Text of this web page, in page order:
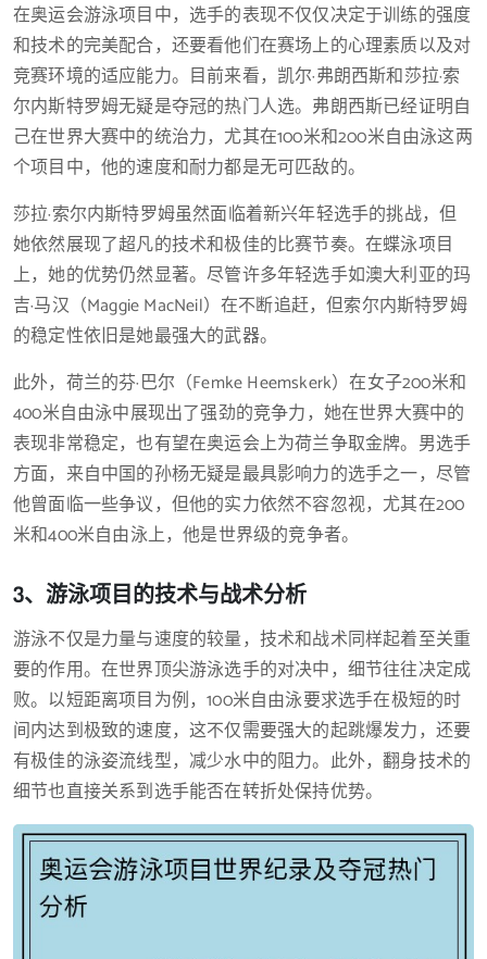
在奥运会游泳项目中，选手的表现不仅仅决定于训练的强度
和技术的完美配合，还要看他们在赛场上的心理素质以及对
竞赛环境的适应能力。目前来看，凯尔·弗朗西斯和莎拉·索
尔内斯特罗姆无疑是夺冠的热门人选。弗朗西斯已经证明自
己在世界大赛中的统治力，尤其在100米和200米自由泳这两
个项目中，他的速度和耐力都是无可匹敌的。
莎拉·索尔内斯特罗姆虽然面临着新兴年轻选手的挑战，但
她依然展现了超凡的技术和极佳的比赛节奏。在蝶泳项目
上，她的优势仍然显著。尽管许多年轻选手如澳大利亚的玛
吉·马汉（Maggie MacNeil）在不断追赶，但索尔内斯特罗姆
的稳定性依旧是她最强大的武器。
此外，荷兰的芬·巴尔（Femke Heemskerk）在女子200米和
400米自由泳中展现出了强劲的竞争力，她在世界大赛中的
表现非常稳定，也有望在奥运会上为荷兰争取金牌。男选手
方面，来自中国的孙杨无疑是最具影响力的选手之一，尽管
他曾面临一些争议，但他的实力依然不容忽视，尤其在200
米和400米自由泳上，他是世界级的竞争者。
3、游泳项目的技术与战术分析
游泳不仅是力量与速度的较量，技术和战术同样起着至关重
要的作用。在世界顶尖游泳选手的对决中，细节往往决定成
败。以短距离项目为例，100米自由泳要求选手在极短的时
间内达到极致的速度，这不仅需要强大的起跳爆发力，还要
有极佳的泳姿流线型，减少水中的阻力。此外，翻身技术的
细节也直接关系到选手能否在转折处保持优势。